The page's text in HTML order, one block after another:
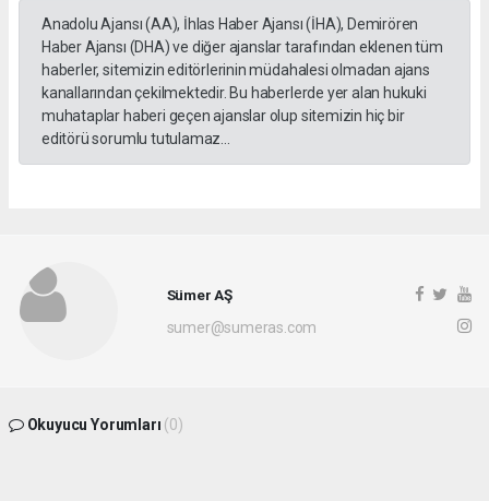
Anadolu Ajansı (AA), İhlas Haber Ajansı (İHA), Demirören
Haber Ajansı (DHA) ve diğer ajanslar tarafından eklenen tüm
haberler, sitemizin editörlerinin müdahalesi olmadan ajans
kanallarından çekilmektedir. Bu haberlerde yer alan hukuki
muhataplar haberi geçen ajanslar olup sitemizin hiç bir
editörü sorumlu tutulamaz...
Sümer AŞ
sumer@sumeras.com
Okuyucu Yorumları (0)